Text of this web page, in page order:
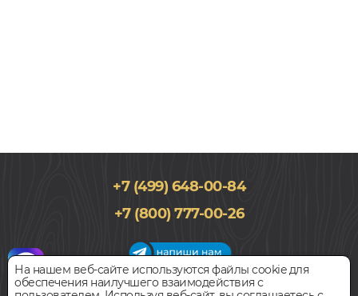
188x2266, 14мм
Дуб, Трехполосный, Лак, Рустик
Цена за 1 м² 3 970руб.
+7 (499) 648-00-84
+7 (800) 777-00-26
График работы салона
На нашем веб-сайте используются файлы cookie для
обеспечения наилучшего взаимодействия с